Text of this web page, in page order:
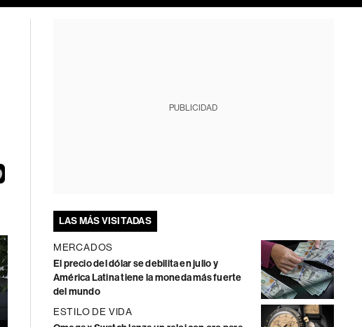
PUBLICIDAD
LAS MÁS VISITADAS
MERCADOS
El precio del dólar se debilita en julio y
América Latina tiene la moneda más fuerte
del mundo
ESTILO DE VIDA